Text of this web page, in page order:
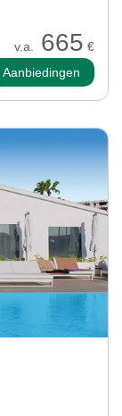
v.a. 665 €
Aanbiedingen